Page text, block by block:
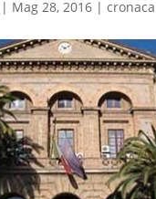
| Mag 28, 2016| cronaca